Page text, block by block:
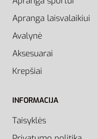
Apranga laisvalaikiui
Avalynė
Aksesuarai
Krepšiai
INFORMACIJA
Taisyklės